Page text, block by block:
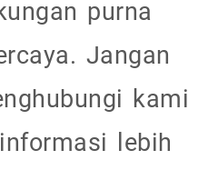
purna
Jangan
kami
lebih